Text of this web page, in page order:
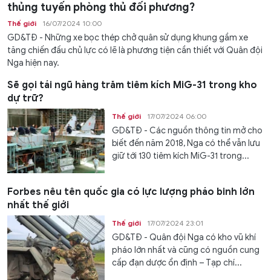
thủng tuyến phòng thủ đối phương?
Thế giới 16/07/2024 10:00
GD&TĐ - Những xe bọc thép chở quân sử dụng khung gầm xe
tăng chiến đấu chủ lực có lẽ là phương tiện cần thiết với Quân đội
Nga hiện nay.
Sẽ gọi tái ngũ hàng trăm tiêm kích MiG-31 trong kho
dự trữ?
Thế giới 17/07/2024 06:00
GD&TĐ - Các nguồn thông tin mở cho
biết đến năm 2018, Nga có thể vẫn lưu
giữ tới 130 tiêm kích MiG-31 trong...
Forbes nêu tên quốc gia có lực lượng pháo binh lớn
nhất thế giới
Thế giới 17/07/2024 23:01
GD&TĐ - Quân đội Nga có kho vũ khí
pháo lớn nhất và cũng có nguồn cung
cấp đạn dược ổn định – Tạp chí...